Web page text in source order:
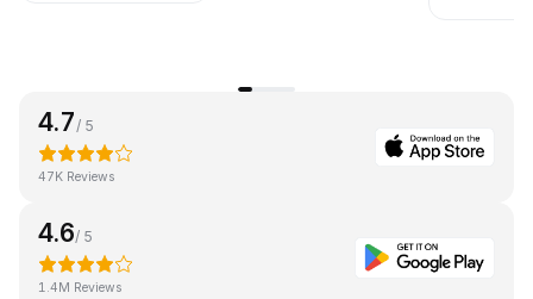
4.7/ 5
47K Reviews
4.6/ 5
1.4M Reviews